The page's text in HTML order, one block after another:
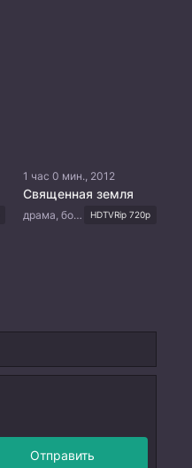
1 час 0 мин., 2012
Священная земля
драма, боевик, спорт HDTVRip 720p
Отправить